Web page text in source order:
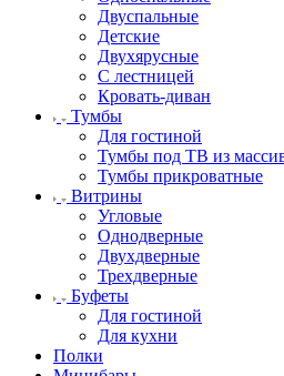
Двуспальные
Детские
Двухярусные
С лестницей
Кровать-диван
Тумбы
Для гостиной
Тумбы под ТВ из
Тумбы прикроватные
Витрины
Угловые
Однодверные
Двухдверные
Трехдверные
Буфеты
Для гостиной
Для кухни
Полки